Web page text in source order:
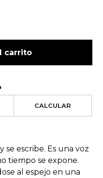
carrito
CALCULAR
se escribe. Es una voz
tiempo se expone.
al espejo en una